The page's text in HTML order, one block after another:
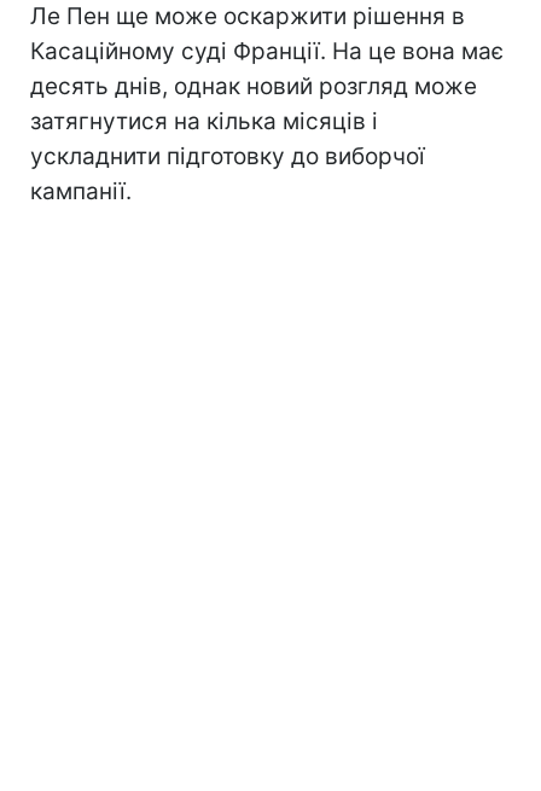
Ле Пен ще може оскаржити рішення в
Касаційному суді Франції. На це вона має
десять днів, однак новий розгляд може
затягнутися на кілька місяців і
ускладнити підготовку до виборчої
кампанії.